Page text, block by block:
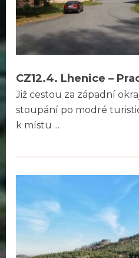
CZ12.4. Lhenice –
Již cestou za západní
stoupání po modré
k místu ...